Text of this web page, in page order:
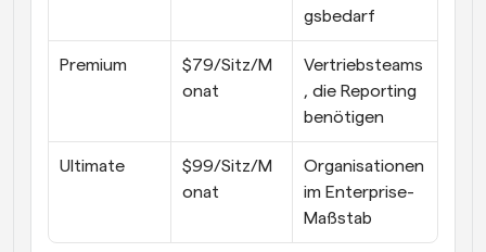
gsbedarf
Premium
$79/Sitz/M
onat
Vertriebsteams
, die Reporting
benötigen
Ultimate
$99/Sitz/M
onat
Organisationen
im Enterprise-
Maßstab